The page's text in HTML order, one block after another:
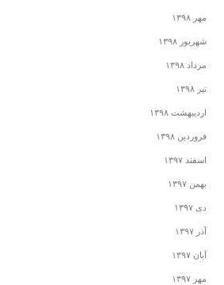
مهر ۱۳۹۸
شهریور ۱۳۹۸
مرداد ۱۳۹۸
تیر ۱۳۹۸
اردیبهشت ۱۳۹۸
فروردین ۱۳۹۸
اسفند ۱۳۹۷
بهمن ۱۳۹۷
دی ۱۳۹۷
آذر ۱۳۹۷
آبان ۱۳۹۷
مهر ۱۳۹۷